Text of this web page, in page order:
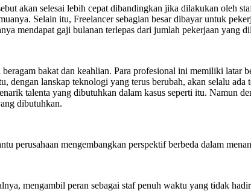
akan selesai lebih cepat dibandingkan jika dilakukan oleh
Selain itu, Freelancer sebagian besar dibayar untuk
mendapat gaji bulanan terlepas dari jumlah pekerjaan yang
bakat dan keahlian. Para profesional ini memiliki latar
dengan lanskap teknologi yang terus berubah, akan selalu
talenta yang dibutuhkan dalam kasus seperti itu. Namun
dibutuhkan.
perusahaan mengembangkan perspektif berbeda dalam
mengambil peran sebagai staf penuh waktu yang tidak